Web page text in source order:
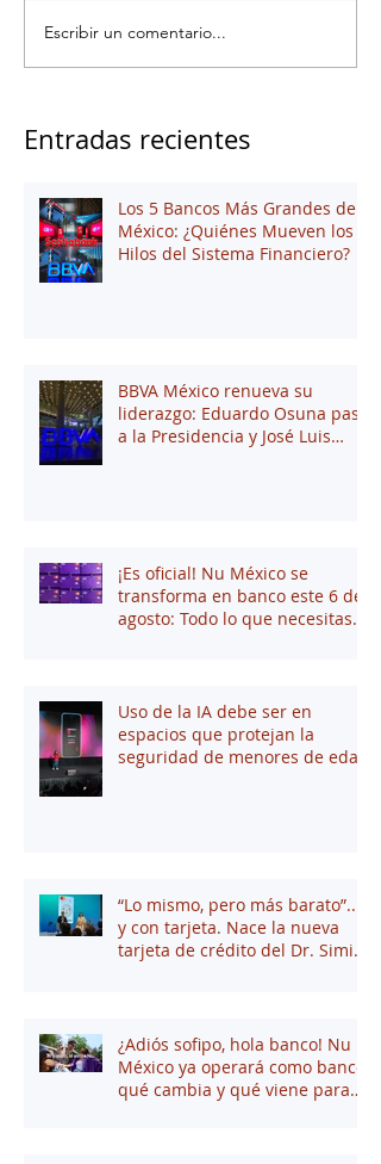
Escribir un comentario...
Entradas recientes
Los 5 Bancos Más Grandes de
México: ¿Quiénes Mueven los
Hilos del Sistema Financiero?
BBVA México renueva su
liderazgo: Eduardo Osuna pasa
a la Presidencia y José Luis
¡Es oficial! Nu México se
transforma en banco este 6 de
agosto: Todo lo que necesitas
Uso de la IA debe ser en
espacios que protejan la
seguridad de menores de edad
“Lo mismo, pero más barato”...
y con tarjeta. Nace la nueva
tarjeta de crédito del Dr. Simi
¿Adiós sofipo, hola banco! Nu
México ya operará como banco:
qué cambia y qué viene para